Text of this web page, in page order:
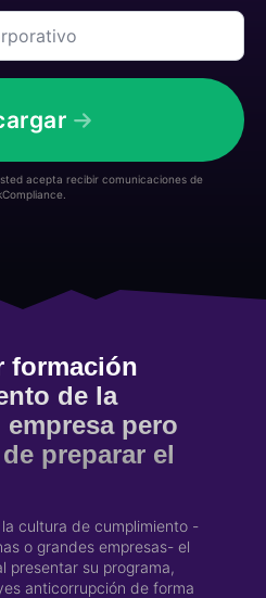
acepta recibir comunicaciones de
formación
de la
pero
preparar el
cultura de cumplimiento -
o grandes empresas- el
presentar su programa,
anticorrupción de forma